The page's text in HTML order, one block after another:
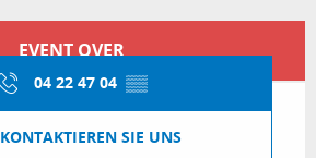
EVENT OVER
04 22 47 04 ▒▒
KONTAKTIEREN SIE UNS